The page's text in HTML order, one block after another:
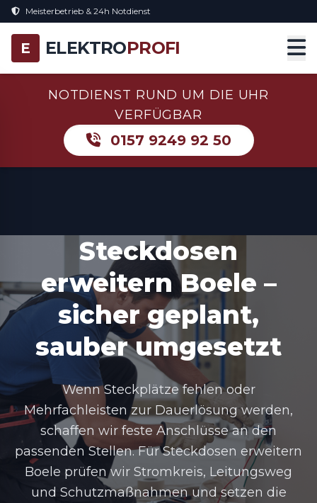
Meisterbetrieb & 24h Notdienst
E ELEKTROPROFI
NOTDIENST RUND UM DIE UHR
VERFÜGBAR
0157 9249 92 50
Steckdosen
erweitern Boele –
sicher geplant,
sauber umgesetzt
Wenn Steckplätze fehlen oder
Mehrfachleisten zur Dauerlösung werden,
schaffen wir feste Anschlüsse an den
passenden Stellen. Für Steckdosen erweitern
Boele prüfen wir Stromkreis, Leitungsweg
und Schutzmaßnahmen und setzen die